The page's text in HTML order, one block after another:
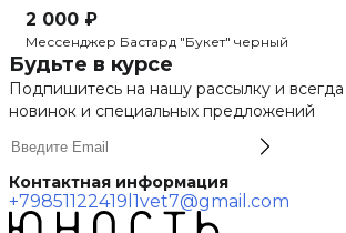
2 000 ₽
Мессенджер Бастард "Букет" черный
Будьте в курсе
Подпишитесь на нашу рассылку и всегда
новинок и специальных предложений
Контактная информация
+79851122419 l1vet7@gmail.com